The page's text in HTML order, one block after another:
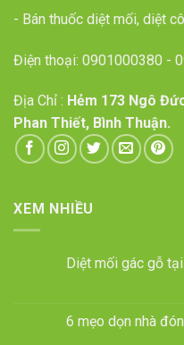
- Bán thuốc diệt mối, diệt
Điện thoại: 0901000380 -
Địa Chỉ : Hẻm 173 Ngô
Phan Thiết, Bình Thuận.
XEM NHIỀU
Diệt mối gác gỗ
6 mẹo dọn nhà